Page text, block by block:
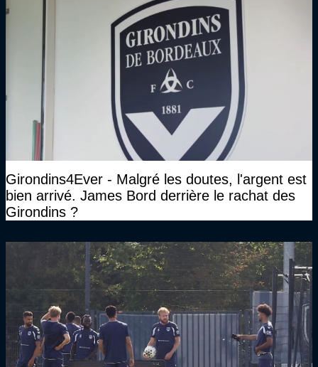
Girondins4Ever - Malgré les doutes, l'argent est
bien arrivé. James Bord derrière le rachat des
Girondins ?